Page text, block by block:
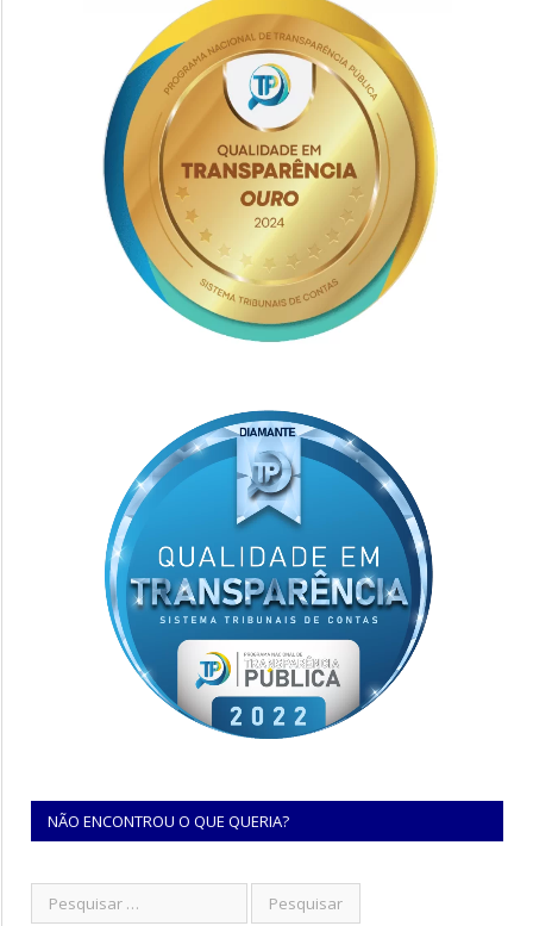
NÃO ENCONTROU O QUE QUERIA?